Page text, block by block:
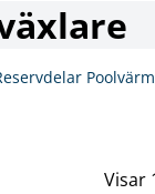
Visar